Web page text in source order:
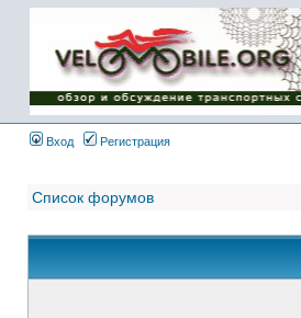
Имя пользователя:
Пароль:
{ LOG_ME_IN_SHORT
}
Вход
Регистрация
Список форумов